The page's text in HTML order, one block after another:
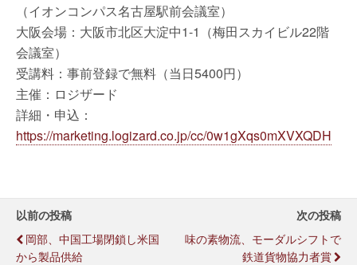
（イオンコンパス名古屋駅前会議室）
大阪会場：大阪市北区大淀中1-1（梅田スカイビル22階
会議室）
受講料：事前登録で無料（当日5400円）
主催：ロジザード
詳細・申込：
https://marketing.logizard.co.jp/cc/0w1gXqs0mXVXQDH
以前の投稿
岡部、中国工場閉鎖し米国
から製品供給
次の投稿
味の素物流、モーダルシフトで
鉄道貨物協力者賞